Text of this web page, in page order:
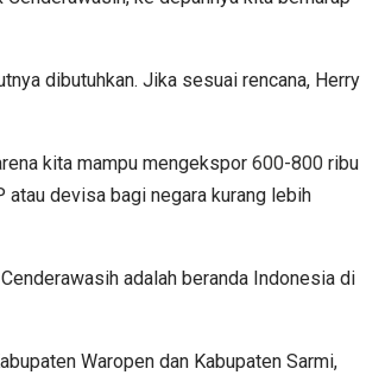
dibutuhkan. Jika sesuai rencana, Herry
kita mampu mengekspor 600-800 ribu
devisa bagi negara kurang lebih
adalah beranda Indonesia di
Waropen dan Kabupaten Sarmi,